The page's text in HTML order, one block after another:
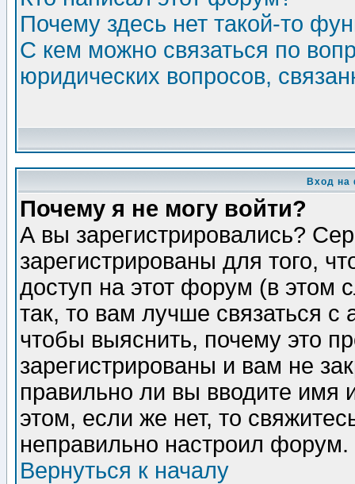
Почему здесь нет такой-то
С кем можно связаться по
юридических вопросов,
Вход на
Почему я не могу войти?
А вы зарегистрировались?
зарегистрированы для того,
доступ на этот форум (в этом
так, то вам лучше связаться
чтобы выяснить, почему это
зарегистрированы и вам не
правильно ли вы вводите
этом, если же нет, то
неправильно настроил форум.
Вернуться к началу